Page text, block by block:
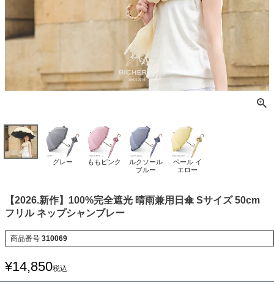
グレー ももピンク
ルクソール
ブルー
ペール イ
エロー
【2026.新作】100%完全遮光 晴雨兼用日傘 Sサイズ 50cm
フリル ネップシャンブレー
商品番号 310069
¥14,850税込